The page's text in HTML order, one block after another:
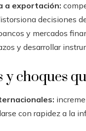
a exportación:
decisiones
y mercados
y desarrollar
y choques
con rapidez a la